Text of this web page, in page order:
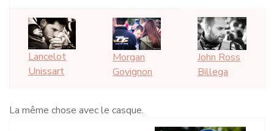
Lancelot
Unissart
Morgan
Govignon
John Ross
Billega
La même chose avec le casque.